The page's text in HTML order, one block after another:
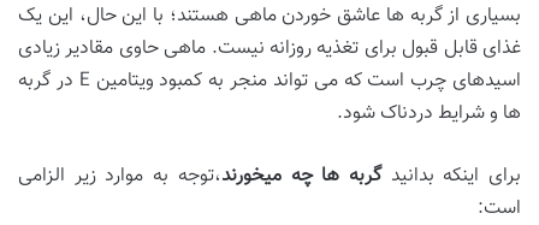
بسیاری از گربه ها عاشق خوردن ماهی هستند؛ با این حال، این یک
غذای قابل قبول برای تغذیه روزانه نیست. ماهی حاوی مقادیر زیادی
اسیدهای چرب است که می تواند منجر به کمبود ویتامین E در گربه
ها و شرایط دردناک شود.
برای اینکه بدانیدگربه ها چه میخورند،توجه به موارد زیر الزامی
است: